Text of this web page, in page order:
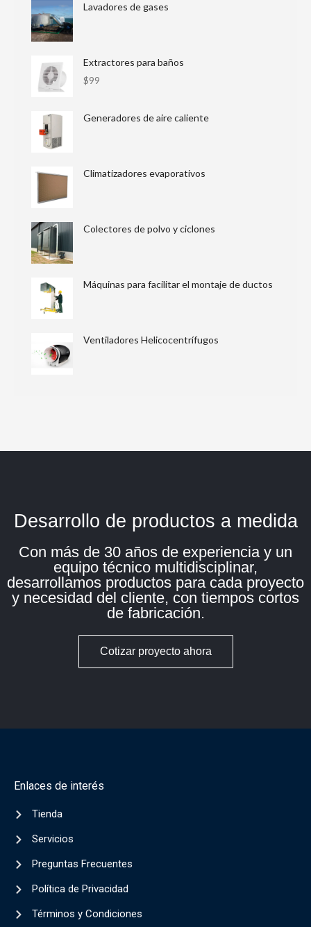
Lavadores de gases
Extractores para baños
$99
Generadores de aire caliente
Climatizadores evaporativos
Colectores de polvo y ciclones
Máquinas para facilitar el montaje de ductos
Ventiladores Helicocentrífugos
Desarrollo de productos a medida
Con más de 30 años de experiencia y un
equipo técnico multidisciplinar,
desarrollamos productos para cada proyecto
y necesidad del cliente, con tiempos cortos
de fabricación.
Cotizar proyecto ahora
Enlaces de interés
Tienda
Servicios
Preguntas Frecuentes
Política de Privacidad
Términos y Condiciones